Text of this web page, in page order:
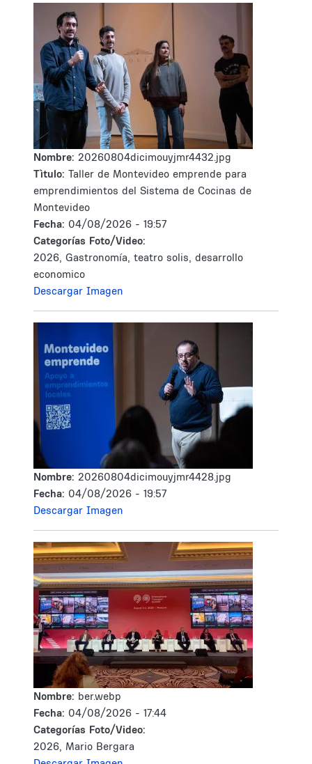
Nombre: 20260804dicimouyjmr4432.jpg
Tìtulo: Taller de Montevideo emprende para
emprendimientos del Sistema de Cocinas de
Montevideo
Fecha: 04/08/2026 - 19:57
Categorías Foto/Video:
2026, Gastronomía, teatro solis, desarrollo
economico
Descargar Imagen
Nombre: 20260804dicimouyjmr4428.jpg
Fecha: 04/08/2026 - 19:57
Descargar Imagen
Nombre: ber.webp
Fecha: 04/08/2026 - 17:44
Categorías Foto/Video:
2026, Mario Bergara